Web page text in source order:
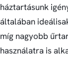
háztartásunk
általában
míg nagyobb
használatra is